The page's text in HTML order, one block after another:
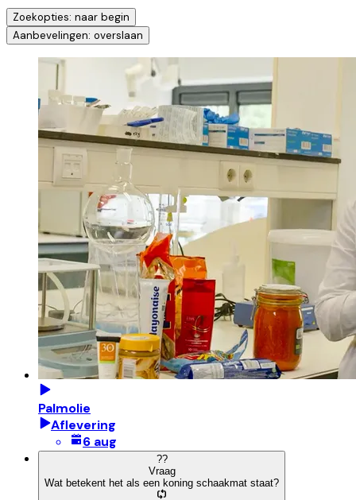
Zoekopties: naar begin
Aanbevelingen: overslaan
Palmolie
Aflevering
6 aug
??
Vraag
Wat betekent het als een koning schaakmat staat?